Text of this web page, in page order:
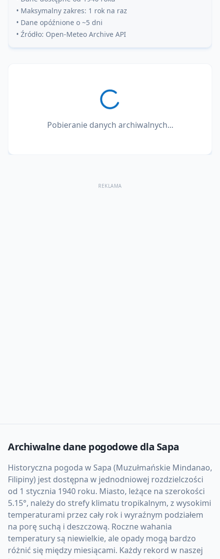
• Maksymalny zakres: 1 rok na raz
• Dane opóźnione o ~5 dni
• Źródło: Open-Meteo Archive API
Pobieranie danych archiwalnych...
REKLAMA
Archiwalne dane pogodowe dla Sapa
Historyczna pogoda w Sapa (Muzułmańskie Mindanao,
Filipiny) jest dostępna w jednodniowej rozdzielczości
od 1 stycznia 1940 roku. Miasto, leżące na szerokości
5.15°, należy do strefy klimatu tropikalnym, z wysokimi
temperaturami przez cały rok i wyraźnym podziałem
na porę suchą i deszczową. Roczne wahania
temperatury są niewielkie, ale opady mogą bardzo
różnić się między miesiącami. Każdy rekord w naszej